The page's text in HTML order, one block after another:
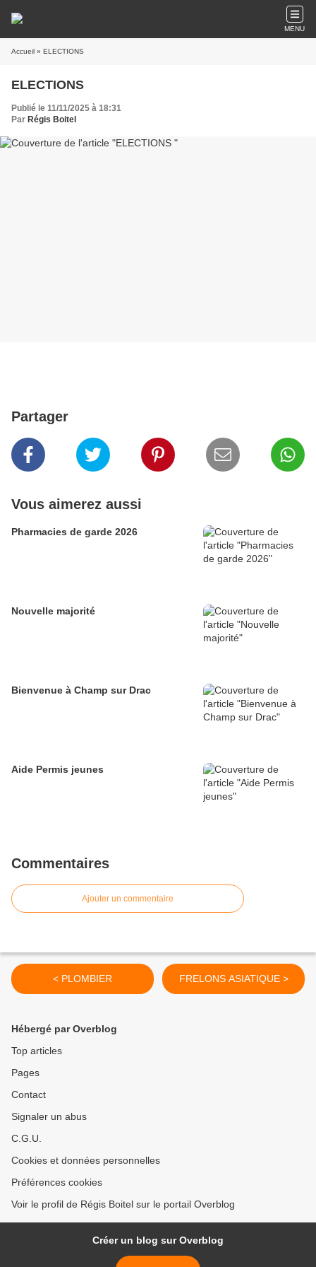
MENU
Accueil » ELECTIONS
ELECTIONS
Publié le 11/11/2025 à 18:31
Par Régis Boitel
Partager
Vous aimerez aussi
Pharmacies de garde 2026
Nouvelle majorité
Bienvenue à Champ sur Drac
Aide Permis jeunes
Commentaires
Ajouter un commentaire
< PLOMBIER FRELONS ASIATIQUE >
Hébergé par Overblog
Top articles
Pages
Contact
Signaler un abus
C.G.U.
Cookies et données personnelles
Préférences cookies
Voir le profil de Régis Boitel sur le portail Overblog
Créer un blog sur Overblog